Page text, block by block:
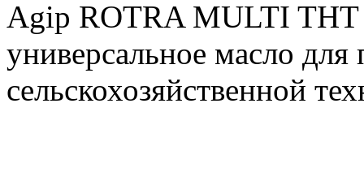
Agip ROTRA MULTI THT
универсальное масло
сельскохозяйственной